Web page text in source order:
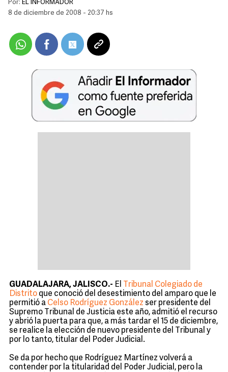
Por: EL INFORMADOR
8 de diciembre de 2008 - 20:37 hs
GUADALAJARA, JALISCO.- El
Tribunal Colegiado de
Distrito que conoció del desestimiento del amparo que le
permitió a Celso Rodríguez González ser presidente del
Supremo Tribunal de Justicia este año, admitió el recurso
y abrió la puerta para que, a más tardar el 15 de diciembre,
se realice la elección de nuevo presidente del Tribunal y
por lo tanto, titular del Poder Judicial.
Se da por hecho que Rodríguez Martínez volverá a
contender por la titularidad del Poder Judicial, pero la